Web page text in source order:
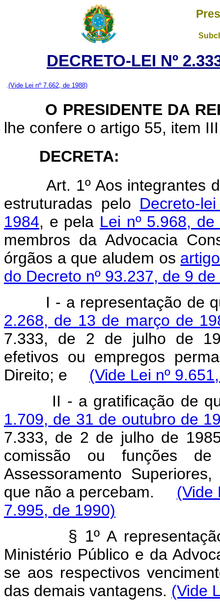
DECRETO-LEI Nº
.(Vide Lei nº 7.662, de 1988)
O PRESIDENTE DA
lhe confere o artigo 55, item
DECRETA:
Art. 1º Aos integrantes
estruturadas pelo Decreto-
1984, e pela Lei nº 5.968,
membros da Advocacia
órgãos a que aludem os
do Decreto nº 93.237, de 9
I - a representação de
2.268, de 13 de março de
7.333, de 2 de julho de
efetivos ou empregos
Direito; e (Vide Lei nº
II - a gratificação de
1.709, de 31 de outubro de
7.333, de 2 de julho de
comissão ou funções
Assessoramento
que não a percebam. (Vide
7.995, de 1990)
§ 1ºA
Ministério Público e da
se aos respectivos
das demais vantagens. (Vide